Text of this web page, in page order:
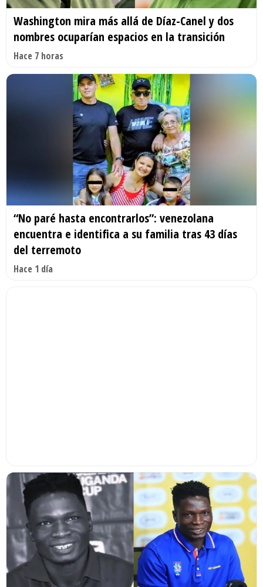
Washington mira más allá de Díaz-Canel y dos
nombres ocuparían espacios en la transición
Hace 7 horas
“No paré hasta encontrarlos”: venezolana
encuentra e identifica a su familia tras 43 días
del terremoto
Hace 1 día